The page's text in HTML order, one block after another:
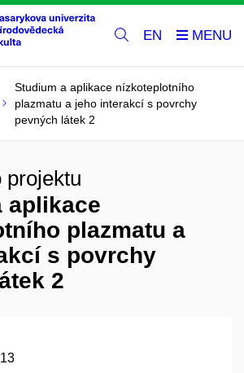
EN
Studium a aplikace nízkoteplotního
plazmatu a jeho interakcí s povrchy
pevných látek 2
projektu
aplikace
plazmatu a
s povrchy
2